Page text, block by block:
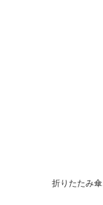
折りたたみ傘